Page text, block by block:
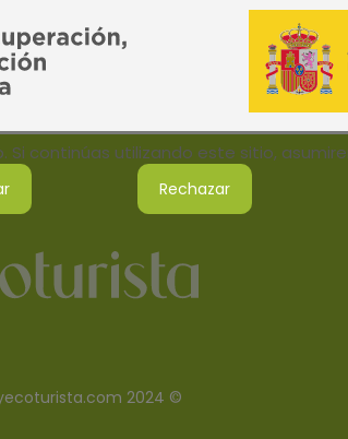
2024 ©
continúas utilizando este sitio,
Rechazar